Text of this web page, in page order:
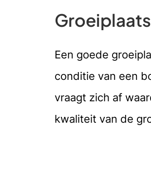
Een goede
conditie van een
vraagt zich af
kwaliteit van de